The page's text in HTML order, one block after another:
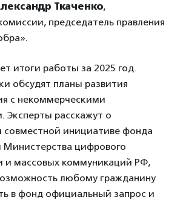
Ткаченко,
председатель правления
итоги работы за 2025 год.
обсудят планы развития
с некоммерческими
Эксперты расскажут о
совместной инициативе фонда
Министерства цифрового
и массовых коммуникаций РФ,
любому гражданину
в фонд официальный запрос и